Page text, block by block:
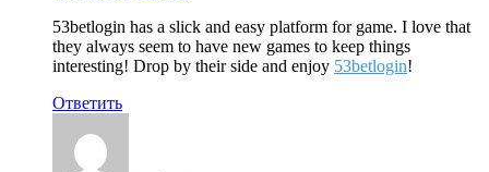
53betlogin has a slick and easy platform for game. I love that
they always seem to have new games to keep things
interesting! Drop by their side and enjoy 53betlogin!
Ответить